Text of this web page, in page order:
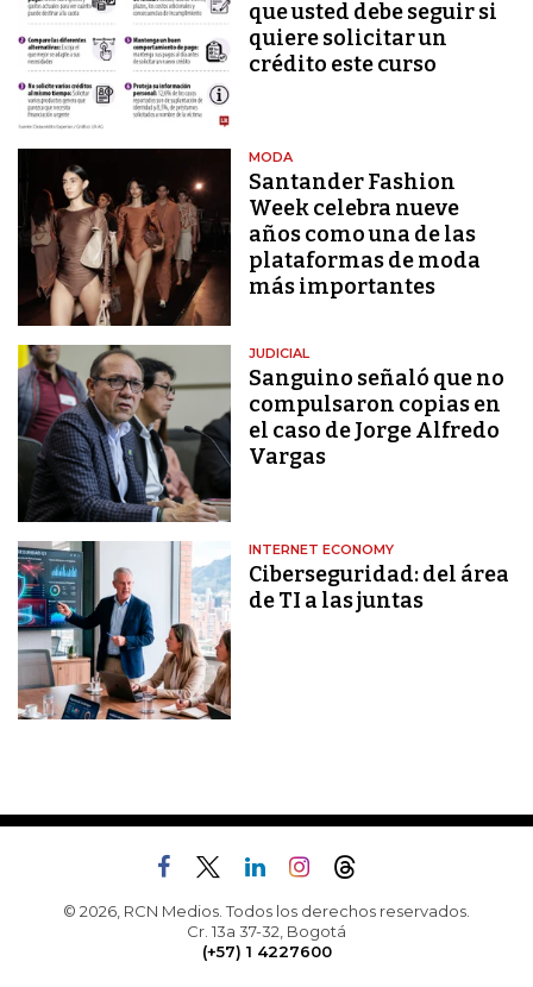
que usted debe seguir si
quiere solicitar un
crédito este curso
MODA
Santander Fashion
Week celebra nueve
años como una de las
plataformas de moda
más importantes
JUDICIAL
Sanguino señaló que no
compulsaron copias en
el caso de Jorge Alfredo
Vargas
INTERNET ECONOMY
Ciberseguridad: del área
de TI a las juntas
© 2026, RCN Medios. Todos los derechos reservados.
Cr. 13a 37-32, Bogotá
(+57) 1 4227600